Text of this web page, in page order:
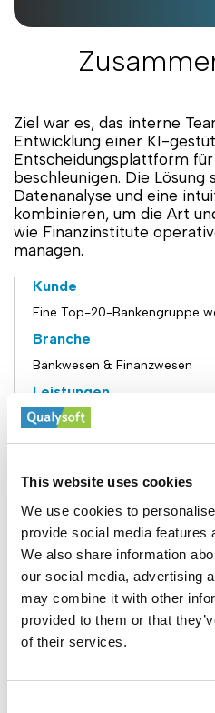
This website uses cookies
We use cookies to
provide social media features
We also share information
our social media, advertising
may combine it with other
provided to them or that
of their services.
Ziel war es, das interne
Entwicklung einer KI-
Entscheidungsplattform für
beschleunigen. Die Lösung
Datenanalyse und eine
kombinieren, um die Art
wie Finanzinstitute
managen.
Kunde
Eine Top-20-Bankengruppe
Branche
Bankwesen & Finanzwesen
Leistungen
KI-Software-Engineering,
Python, TensorFlow, PyTorch,
für Deep-Learning-Skalierung
Eingesetztes Team
10 KI-Engineers
Experten und QA-
3 Jahre | Später auf mehrere